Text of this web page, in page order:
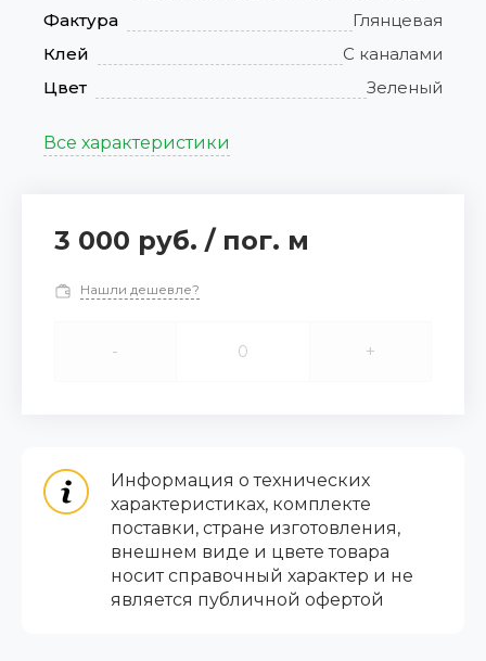
Фактура
Глянцевая
Клей
С каналами
Цвет
Зеленый
Все характеристики
3 000 руб. / пог. м
Нашли дешевле?
- +
Информация о технических
характеристиках, комплекте
поставки, стране изготовления,
внешнем виде и цвете товара
носит справочный характер и не
является публичной офертой